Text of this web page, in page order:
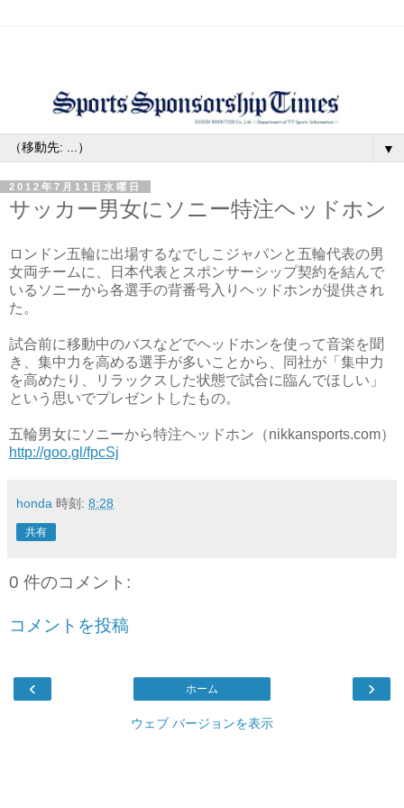
▼
2012年7月11日水曜日
サッカー男女にソニー特注ヘッドホン
ロンドン五輪に出場するなでしこジャパンと五輪代表の男
女両チームに、日本代表とスポンサーシップ契約を結んで
いるソニーから各選手の背番号入りヘッドホンが提供され
た。
試合前に移動中のバスなどでヘッドホンを使って音楽を聞
き、集中力を高める選手が多いことから、同社が「集中力
を高めたり、リラックスした状態で試合に臨んでほしい」
という思いでプレゼントしたもの。
五輪男女にソニーから特注ヘッドホン（nikkansports.com）
http://goo.gl/fpcSj
honda 時刻: 8:28
共有
0 件のコメント:
コメントを投稿
‹ ›
ホーム
ウェブ バージョンを表示